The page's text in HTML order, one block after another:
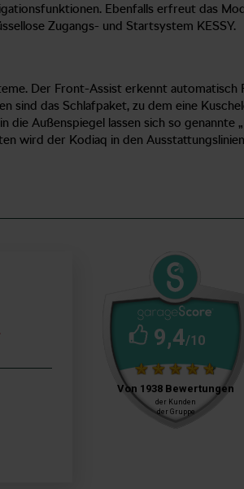
Ebenfalls erfreut das
Zugangs- und Startsystem KESSY.
Der Front-Assist erkennt
das Schlafpaket, zu dem eine
Außenspiegel lassen sich so
wird der Kodiaq in den